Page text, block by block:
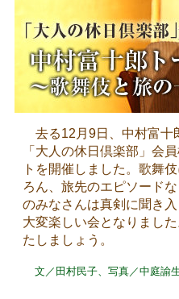
去る12月9日、中村富十
「大人の休日倶楽部」会
トを開催しました。歌舞
ろん、旅先のエピソード
のみなさんは真剣に聞き入
大変楽しい会となりまし
たしましょう。
文／田村民子、写真／中庭諭